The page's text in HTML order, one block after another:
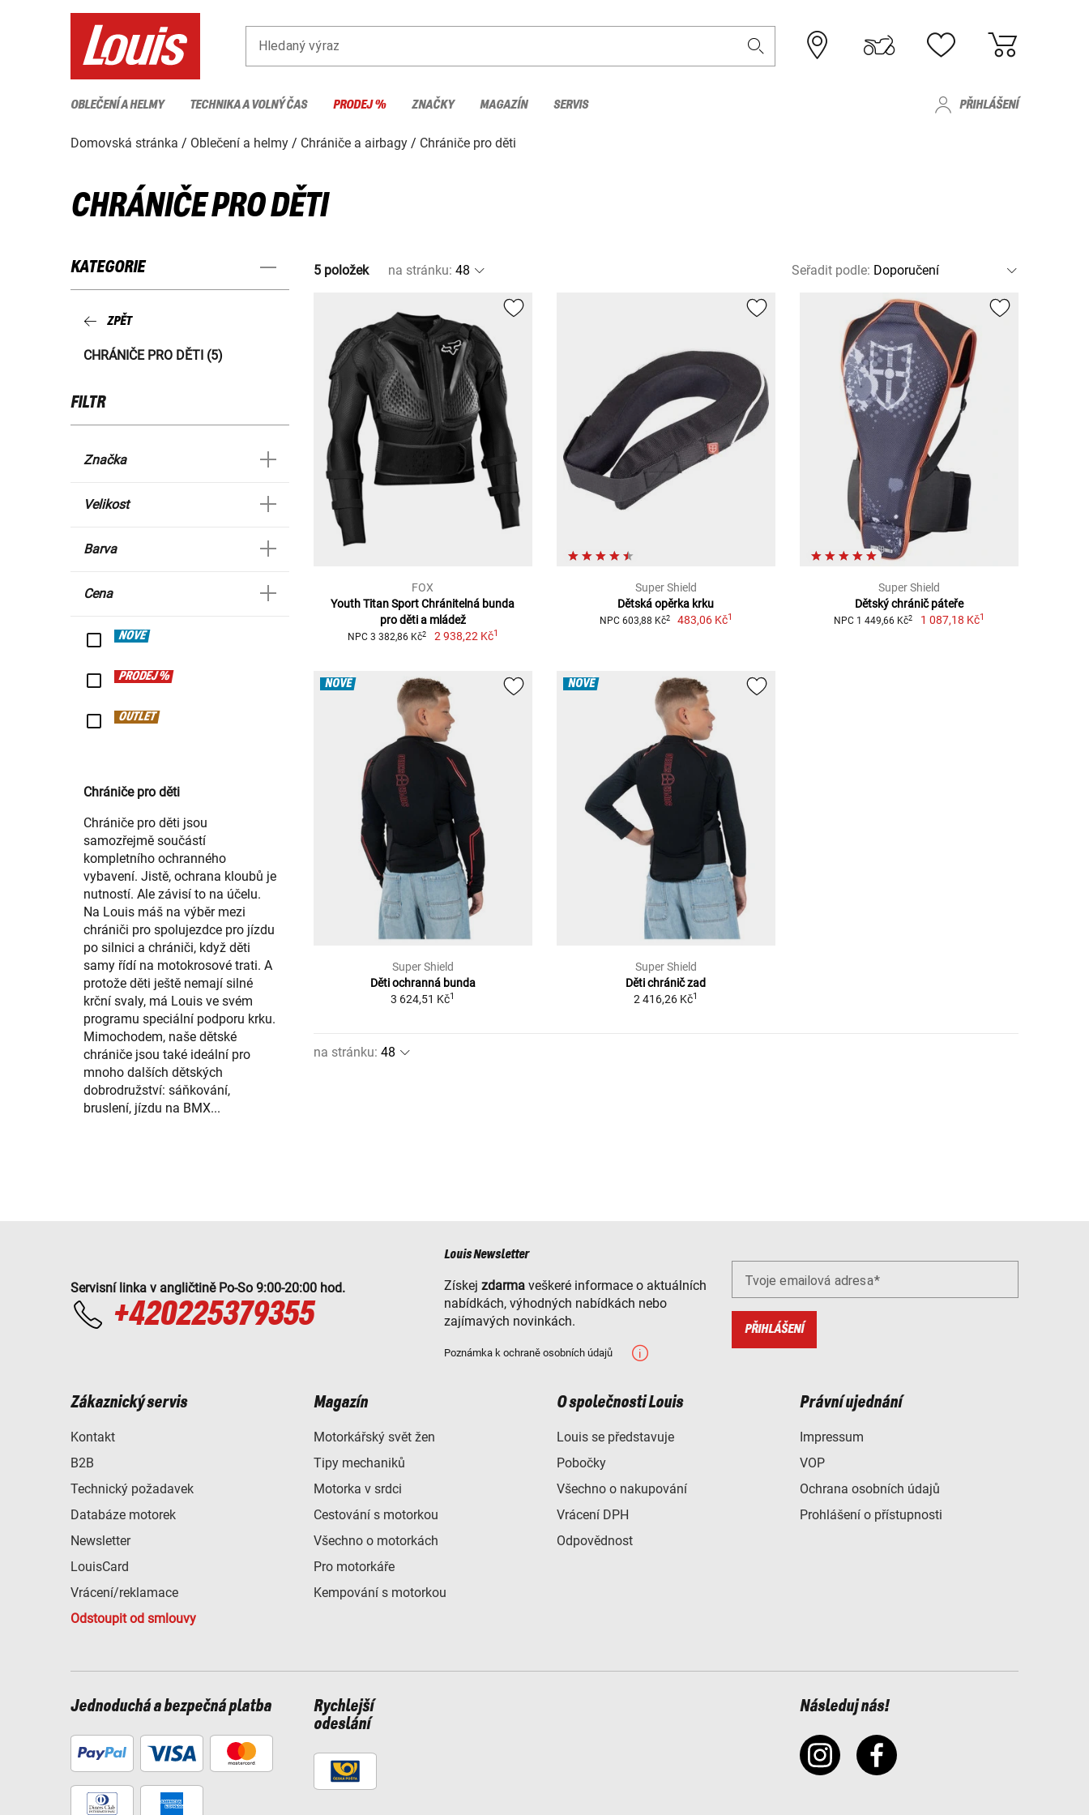
Hledaný výraz
OBLEČENÍ A HELMY TECHNIKA A VOLNÝ ČAS PRODEJ % ZNAČKY MAGAZÍN SERVIS PŘIHLÁŠENÍ
Domovská stránka Oblečení a helmy Chrániče a airbagy Chrániče pro děti
CHRÁNIČE PRO DĚTI
KATEGORIE
ZPĚT
CHRÁNIČE PRO DĚTI (5)
FILTR
Značka
Velikost
Barva
Cena
NOVÉ
PRODEJ %
OUTLET
Chrániče pro děti
Chrániče pro děti jsou
samozřejmě součástí
kompletního ochranného
vybavení. Jistě, ochrana kloubů je
nutností. Ale závisí to na účelu.
Na Louis máš na výběr mezi
chrániči pro spolujezdce pro jízdu
po silnici a chrániči, když děti
samy řídí na motokrosové trati. A
protože děti ještě nemají silné
krční svaly, má Louis ve svém
programu speciální podporu krku.
Mimochodem, naše dětské
chrániče jsou také ideální pro
mnoho dalších dětských
dobrodružství: sáňkování,
bruslení, jízdu na BMX...
5 položek na stránku: Seřadit podle:
FOX
Youth Titan Sport Chránitelná bunda
pro děti a mládež
NPC 3 382,86 Kč2 2 938,22 Kč1
Super Shield
Dětská opěrka krku
NPC 603,88 Kč2 483,06 Kč1
Super Shield
Dětský chránič páteře
NPC 1 449,66 Kč2 1 087,18 Kč1
NOVÉ
Super Shield
Děti ochranná bunda
3 624,51 Kč1
NOVÉ
Super Shield
Děti chránič zad
2 416,26 Kč1
na stránku:
Servisní linka v angličtině Po-So 9:00-20:00 hod.
+420225379355
Louis Newsletter
Získej zdarma veškeré informace o aktuálních
nabídkách, výhodných nabídkách nebo
zajímavých novinkách.
Poznámka k ochraně osobních údajů
Tvoje emailová adresa
PŘIHLÁŠENÍ
Zákaznický servis
Kontakt
B2B
Technický požadavek
Databáze motorek
Newsletter
LouisCard
Vrácení/reklamace
Odstoupit od smlouvy
Magazín
Motorkářský svět žen
Tipy mechaniků
Motorka v srdci
Cestování s motorkou
Všechno o motorkách
Pro motorkáře
Kempování s motorkou
O společnosti Louis
Louis se představuje
Pobočky
Všechno o nakupování
Vrácení DPH
Odpovědnost
Právní ujednání
Impressum
VOP
Ochrana osobních údajů
Prohlášení o přístupnosti
Jednoduchá a bezpečná platba
Rychlejší
odeslání
Následuj nás!